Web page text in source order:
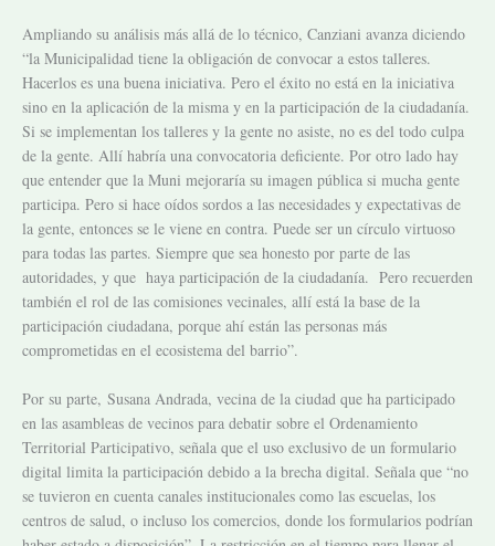
Ampliando su análisis más allá de lo técnico, Canziani avanza diciendo
“la Municipalidad tiene la obligación de convocar a estos talleres.
Hacerlos es una buena iniciativa. Pero el éxito no está en la iniciativa
sino en la aplicación de la misma y en la participación de la ciudadanía.
Si se implementan los talleres y la gente no asiste, no es del todo culpa
de la gente. Allí habría una convocatoria deficiente. Por otro lado hay
que entender que la Muni mejoraría su imagen pública si mucha gente
participa. Pero si hace oídos sordos a las necesidades y expectativas de
la gente, entonces se le viene en contra. Puede ser un círculo virtuoso
para todas las partes. Siempre que sea honesto por parte de las
autoridades, y que haya participación de la ciudadanía. Pero recuerden
también el rol de las comisiones vecinales, allí está la base de la
participación ciudadana, porque ahí están las personas más
comprometidas en el ecosistema del barrio”.
Por su parte, Susana Andrada, vecina de la ciudad que ha participado
en las asambleas de vecinos para debatir sobre el Ordenamiento
Territorial Participativo, señala que el uso exclusivo de un formulario
digital limita la participación debido a la brecha digital. Señala que “no
se tuvieron en cuenta canales institucionales como las escuelas, los
centros de salud, o incluso los comercios, donde los formularios podrían